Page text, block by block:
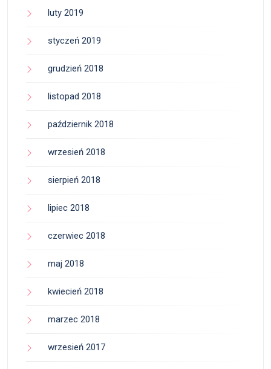
luty 2019
styczeń 2019
grudzień 2018
listopad 2018
październik 2018
wrzesień 2018
sierpień 2018
lipiec 2018
czerwiec 2018
maj 2018
kwiecień 2018
marzec 2018
wrzesień 2017